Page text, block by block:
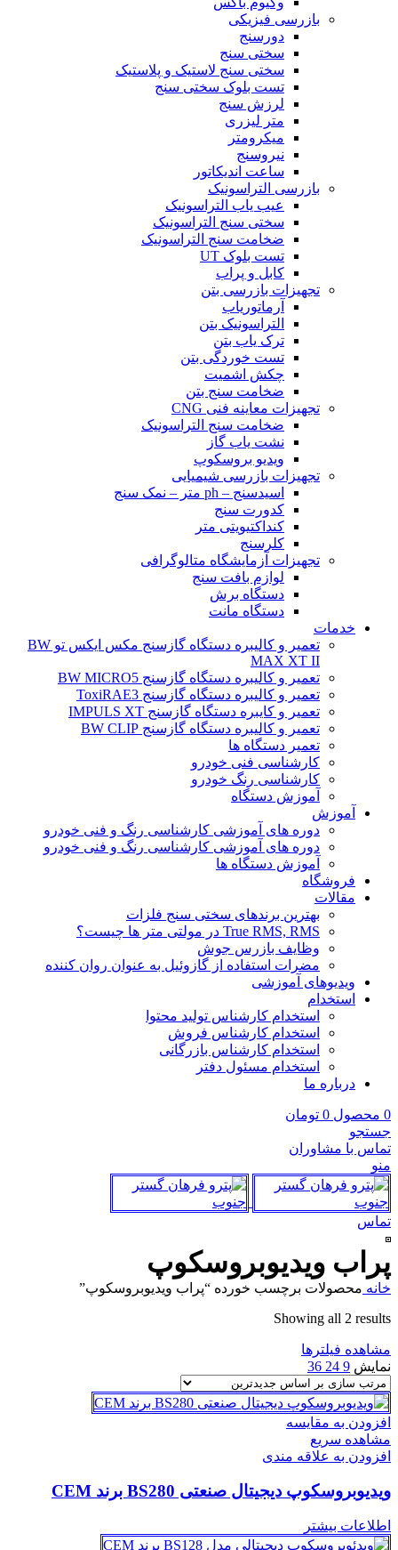
بازرسی فیزیکی
دورسنج
سختی سنج
سختی سنج لاستیک و پلاستیک
تست بلوک سختی سنج
لرزش سنج
متر لیزری
میکرومتر
نیروسنج
ساعت اندیکاتور
بازرسی التراسونیک
عیب یاب التراسونیک
سختی سنج التراسونیک
ضخامت سنج التراسونیک
تست بلوک UT
کابل و پراب
تجهیزات بازرسی بتن
آرماتوریاب
التراسونیک بتن
ترک یاب بتن
تست خوردگی بتن
چکش اشمیت
ضخامت سنج بتن
تجهیزات معاینه فنی CNG
ضخامت سنج التراسونیک
نشت یاب گاز
ویدیو بروسکوپ
تجهیزات بازرسی شیمیایی
اسیدسنج – ph متر – نمک سنج
کدورت سنج
کنداکتیویتی متر
کلرسنج
تجهیزات آزمایشگاه متالوگرافی
لوازم بافت سنج
دستگاه برش
دستگاه مانت
خدمات
تعمیر و کالیبره دستگاه گازسنج مکس ایکس تو BW
MAX XT II
تعمیر و کالیبره دستگاه گازسنج BW MICRO5
تعمیر و کالیبره دستگاه گازسنج ToxiRAE3
تعمیر و کایبره دستگاه گازسنج IMPULS XT
تعمیر و کالیبره دستگاه گازسنج BW CLIP
تعمیر دستگاه ها
کارشناسی فنی خودرو
کارشناسی رنگ خودرو
آموزش دستگاه
آموزش
دوره های آموزشی کارشناسی رنگ و فنی خودرو
دوره های آموزشی کارشناسی رنگ و فنی خودرو
آموزش دستگاه ها
فروشگاه
مقالات
بهترین برندهای سختی سنج فلزات
True RMS, RMS در مولتی متر ها چیست؟
وظایف بازرس جوش
مضرات استفاده از گازوئیل به عنوان روان کننده
ویدیوهای آموزشی
استخدام
استخدام کارشناس تولید محتوا
استخدام کارشناس فروش
استخدام کارشناس بازرگانی
استخدام مسئول دفتر
درباره ما
0 محصول 0 تومان
جستجو
تماس با مشاوران
منو
تماس
پراب ویدیوبروسکوپ
خانه محصولات برچسب خورده “پراب ویدیوبروسکوپ”
Showing all 2 results
مشاهده فیلترها
نمایش 9
24
36
افزودن به مقایسه
مشاهده سریع
افزودن به علاقه مندی
ویدیوبروسکوپ دیجیتال صنعتی BS280 برند CEM
اطلاعات بیشتر